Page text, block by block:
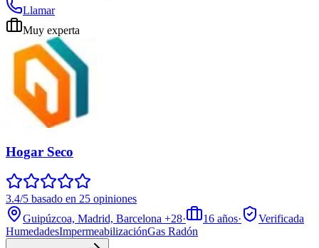
Llamar
Muy experta
Hogar Seco
3.4/5 basado en 25 opiniones
Guipúzcoa, Madrid, Barcelona +28· 16 años·
Verificada
HumedadesImpermeabilizaciónGas Radón